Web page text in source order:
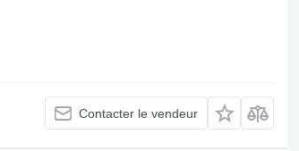
Contacter le vendeur